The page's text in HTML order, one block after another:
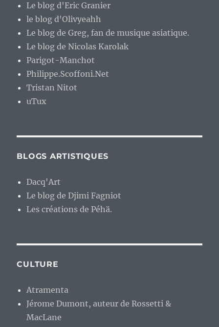
Le blog d'Eric Granier
le blog d'Olivyeahh
Le blog de Greg, fan de musique asiatique.
Le blog de Nicolas Karolak
Parigot-Manchot
Philippe.Scoffoni.Net
Tristan Nitot
uTux
BLOGS ARTISTIQUES
Dacq'Art
Le blog de Djimi Fagniot
Les créations de Péhä.
CULTURE
Atramenta
Jérome Dumont, auteur de Rossetti &
MacLane